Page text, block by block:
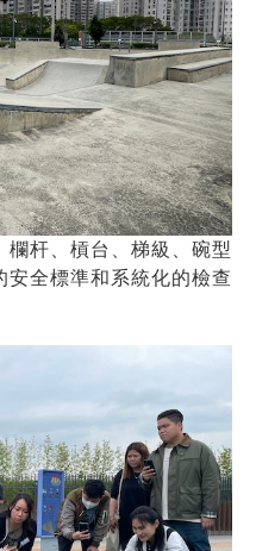
欄杆、槓台、梯級、碗型
安全標準和系統化的檢查